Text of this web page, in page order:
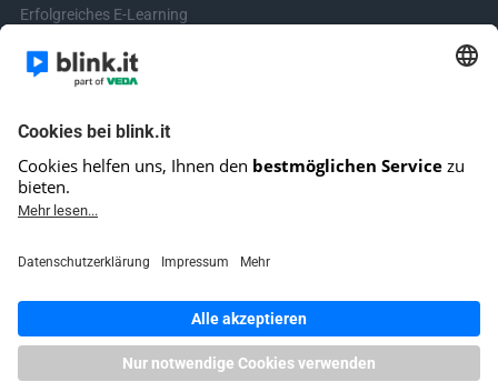
Erfolgreiches E-Learning
Learning & Development
Videos für Online-Kurse erstellen
Kontakt aufnehmen
Kontaktformular
Fragen? Schreibe uns!
E-Mail-Kundensupport